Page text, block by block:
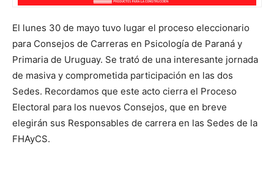
El lunes 30 de mayo tuvo lugar el proceso eleccionario
para Consejos de Carreras en Psicología de Paraná y
Primaria de Uruguay. Se trató de una interesante jornada
de masiva y comprometida participación en las dos
Sedes. Recordamos que este acto cierra el Proceso
Electoral para los nuevos Consejos, que en breve
elegirán sus Responsables de carrera en las Sedes de la
FHAyCS.